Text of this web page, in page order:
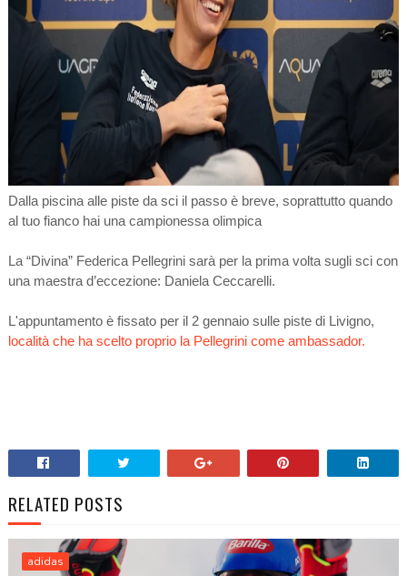
Dalla piscina alle piste da sci il passo è breve, soprattutto quando
al tuo fianco hai una campionessa olimpica
La “Divina” Federica Pellegrini sarà per la prima volta sugli sci con
una maestra d’eccezione: Daniela Ceccarelli.
L'appuntamento è fissato per il 2 gennaio sulle piste di Livigno,
località che ha scelto proprio la Pellegrini come ambassador.
RELATED POSTS
adidas